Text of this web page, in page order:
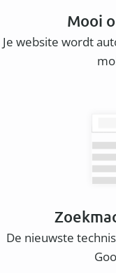
Mooi
Je website wordt
De nieuwste